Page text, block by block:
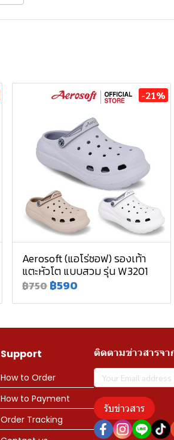
-21%
Aerosoft (แอโร่ซอฟ) รองเท้า
แตะหัวโต แบบสวม รุ่น W3201
฿750 ฿590
Support
How to Order
How to Payment
Order Tracking
ติดตามข่าวสารจา
รับข่าวสาร